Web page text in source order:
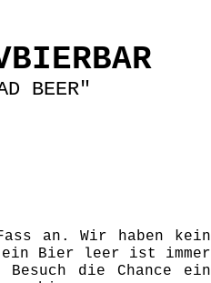
BEER"
an. Wir haben kein
ein Bier leer ist immer
die Chance ein